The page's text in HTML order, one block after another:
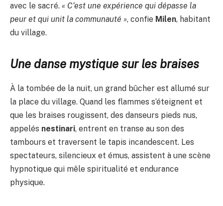
avec le sacré. « C’est une expérience qui dépasse la
peur et qui unit la communauté », confie Milen, habitant
du village.
Une danse mystique sur les braises
À la tombée de la nuit, un grand bûcher est allumé sur
la place du village. Quand les flammes s’éteignent et
que les braises rougissent, des danseurs pieds nus,
appelés nestinari, entrent en transe au son des
tambours et traversent le tapis incandescent. Les
spectateurs, silencieux et émus, assistent à une scène
hypnotique qui mêle spiritualité et endurance
physique.